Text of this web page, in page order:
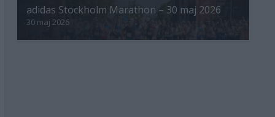
adidas Stockholm Marathon – 30 maj 2026
30 maj 2026